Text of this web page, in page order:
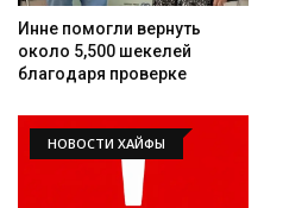
Инне помогли вернуть
около 5,500 шекелей
благодаря проверке
НОВОСТИ ХАЙФЫ